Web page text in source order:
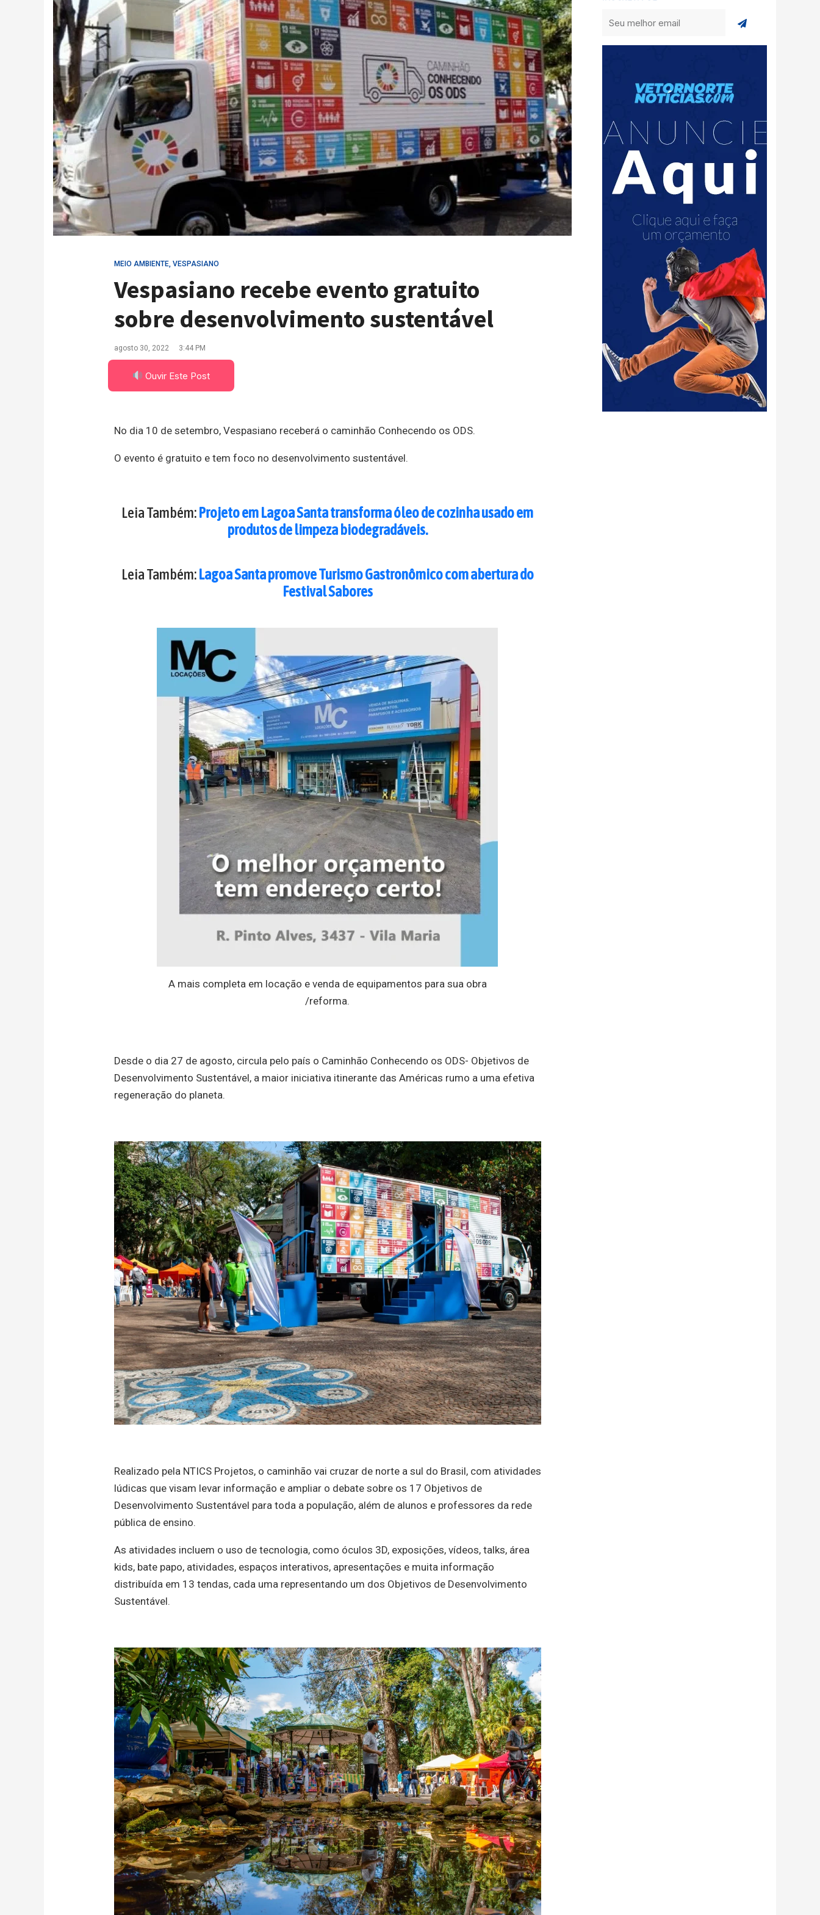
MEIO AMBIENTE, VESPASIANO
Vespasiano recebe evento gratuito
sobre desenvolvimento sustentável
agosto 30, 2022 3:44 PM
Ouvir Este Post
No dia 10 de setembro, Vespasiano receberá o caminhão Conhecendo os ODS.
O evento é gratuito e tem foco no desenvolvimento sustentável.
Leia Também:Projeto em Lagoa Santa transforma óleo de cozinha usado em
produtos de limpeza biodegradáveis.
Leia Também:Lagoa Santa promove Turismo Gastronômico com abertura do
Festival Sabores
A mais completa em locação e venda de equipamentos para sua obra
/reforma.
Desde o dia 27 de agosto, circula pelo país o Caminhão Conhecendo os ODS- Objetivos de
Desenvolvimento Sustentável, a maior iniciativa itinerante das Américas rumo a uma efetiva
regeneração do planeta.
Realizado pela NTICS Projetos, o caminhão vai cruzar de norte a sul do Brasil, com atividades
lúdicas que visam levar informação e ampliar o debate sobre os 17 Objetivos de
Desenvolvimento Sustentável para toda a população, além de alunos e professores da rede
pública de ensino.
As atividades incluem o uso de tecnologia, como óculos 3D, exposições, vídeos, talks, área
kids, bate papo, atividades, espaços interativos, apresentações e muita informação
distribuída em 13 tendas, cada uma representando um dos Objetivos de Desenvolvimento
Sustentável.